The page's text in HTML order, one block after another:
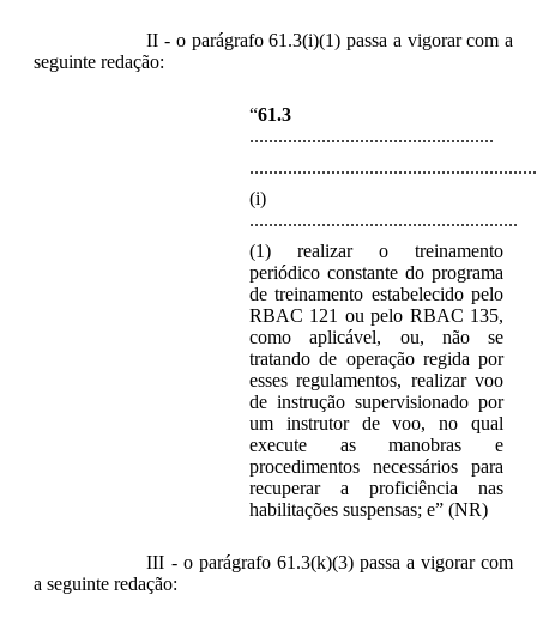
II - o parágrafo 61.3(i)(1) passa a vigorar com a
seguinte redação:
“61.3
...................................................
(i)
........................................................
(1) realizar o treinamento
periódico constante do programa
de treinamento estabelecido pelo
RBAC 121 ou pelo RBAC 135,
como aplicável, ou, não se
tratando de operação regida por
esses regulamentos, realizar voo
de instrução supervisionado por
um instrutor de voo, no qual
execute as manobras e
procedimentos necessários para
recuperar a proficiência nas
habilitações suspensas; e” (NR)
III - o parágrafo 61.3(k)(3) passa a vigorar com
a seguinte redação: